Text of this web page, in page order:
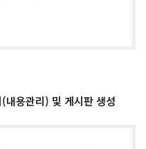
내용관리) 및 게시판 생성